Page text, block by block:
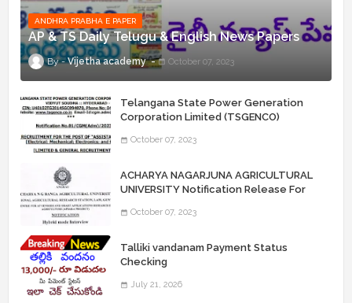
ANDHRA PRABHA E PAPER
AP & TS Daily Telugu & English News Papers
Vijetha academy October 07, 2023
Telangana State Power Generation
Corporation Limited (TSGENCO)
“Assistant Engineers" Posts
October 07, 2023
ACHARYA NAGARJUNA AGRICULTURAL
UNIVERSITY Notification Release For
October 07, 2023
Talliki vandanam Payment Status
Checking
July 21, 2026